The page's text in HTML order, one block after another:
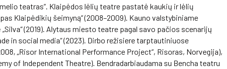
teatras“. Klaipėdos lėlių teatre pastatė kaukių ir lėlių
Klaipėdikių šeimyną“ (2008–2009). Kauno valstybiniame
(2019). Alytaus miesto teatre pagal savo pačios scenarijų
in social media“ (2023). Dirbo režisiere tarptautiniuose
„Risor International Performance Project“, Risoras, Norvegija),
of Independent Theatre). Bendradarbiaudama su Bencha teatru